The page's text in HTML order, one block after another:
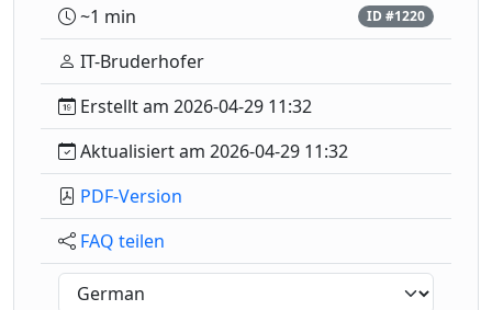
~1 min ID #1220
IT-Bruderhofer
Erstellt am 2026-04-29 11:32
Aktualisiert am 2026-04-29 11:32
PDF-Version
FAQ teilen